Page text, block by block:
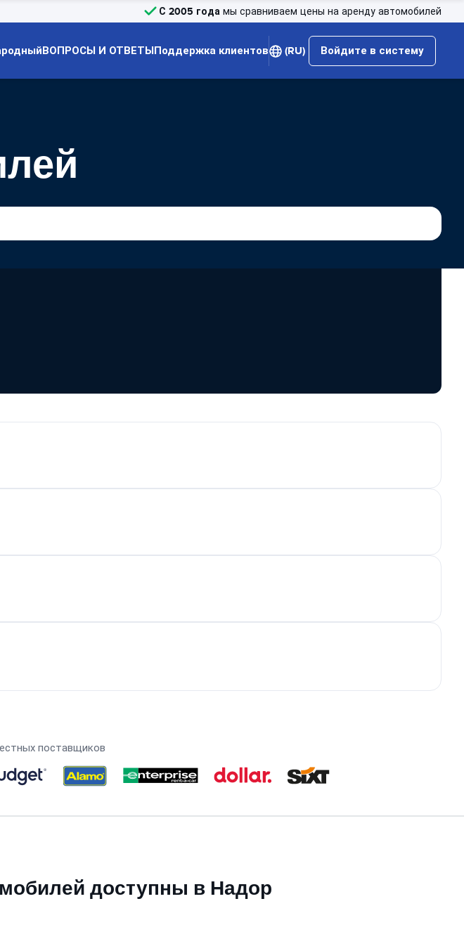
С 2005 года мы сравниваем цены на аренду автомобилей
ВОПРОСЫ И ОТВЕТЫПоддержка клиентов (RU) Войдите в систему
поставщиков
доступны в Надор